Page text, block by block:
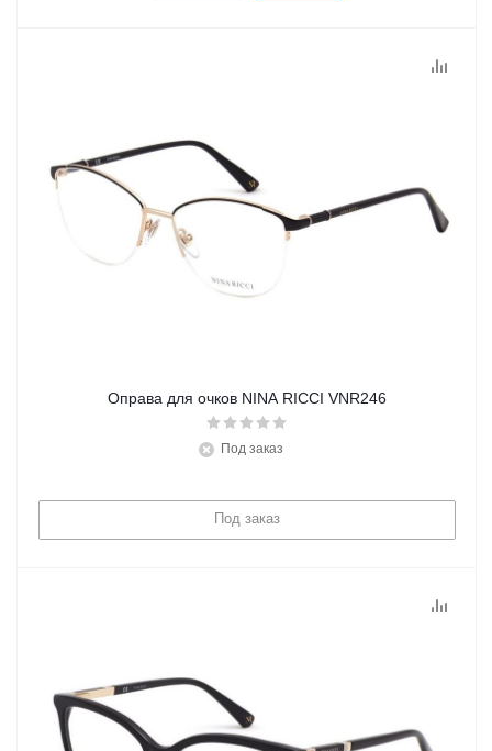
Оправа для очков NINA RICCI VNR246
Под заказ
Под заказ